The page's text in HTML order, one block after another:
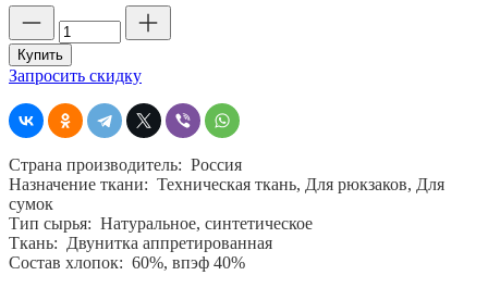
Количество
товара
Двунитка
апретированная,
90,
пл
гр,
хб
%,
пэ
40
Купить
Запросить скидку
Страна производитель: Россия
Назначение ткани: Техническая ткань, Для рюкзаков, Для
сумок
Тип сырья: Натуральное, синтетическое
Ткань: Двунитка аппретированная
Состав хлопок: 60%, впэф 40%